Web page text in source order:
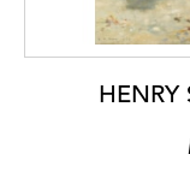
HENRY